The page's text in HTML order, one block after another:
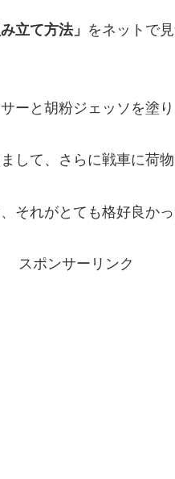
立て方法」 をネットで
ーと胡粉ジェッソを塗り
して、さらに戦車に荷
それがとても格好良か
スポンサーリンク